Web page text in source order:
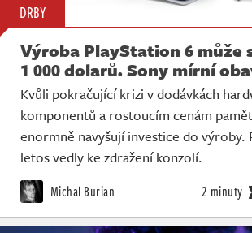
DRBY
Výroba PlayStation 6 může
1 000 dolarů. Sony mírní
Kvůli pokračující krizi v dodávkách
komponentů a rostoucím cenám
enormně navyšují investice do výroby.
letos vedly ke zdražení konzolí.
Michal Burian 2 minuty